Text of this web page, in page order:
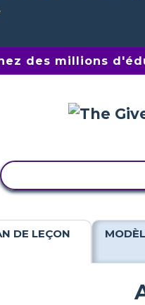
des millions
DE LEÇON